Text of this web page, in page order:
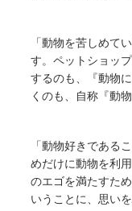
「動物を苦しめて
す。ペットショッ
するのも、『動物
くのも、自称『動
「動物好きである
めだけに動物を利
のエゴを満たすた
いうことに、思い